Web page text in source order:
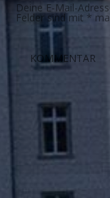
Deine E-Mail-
Felder sind mit *